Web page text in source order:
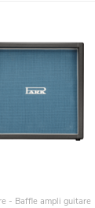
Ampli guitare - Baffle ampli guitare